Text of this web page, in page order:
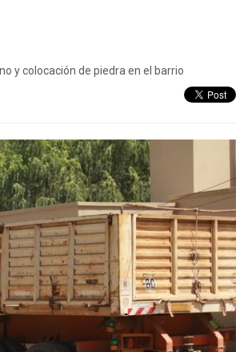
y colocación de piedra en el barrio